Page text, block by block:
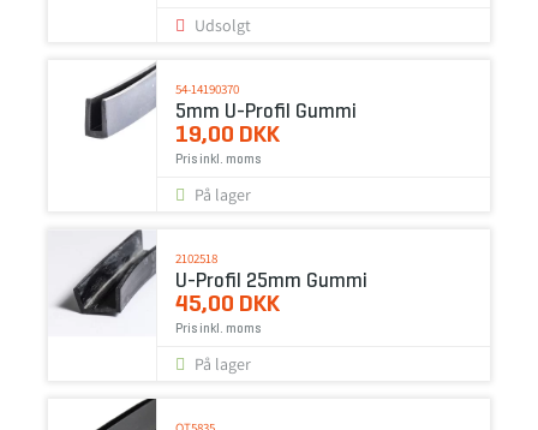
Udsolgt
54-14190370
5mm U-Profil Gummi
19,00 DKK
Pris inkl. moms
På lager
2102518
U-Profil 25mm Gummi
45,00 DKK
Pris inkl. moms
På lager